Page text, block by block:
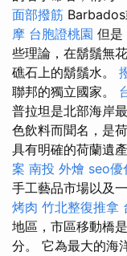
面部撥筋 Barbados
摩 台胞證桃園 但是
些理論，在鬍鬚無
礁石上的鬍鬚水。
聯邦的獨立國家。
普拉坦是北部海岸
色飲料而聞名，是
具有明確的荷蘭遺產
案 南投 外燴 seo優
手工藝品市場以及
烤肉 竹北整復推拿
地區，市區移動橋
分。 它為最大的海